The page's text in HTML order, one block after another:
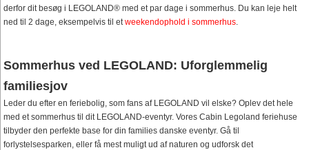
derfor dit besøg i LEGOLAND® med et par dage i sommerhus. Du kan leje helt
ned til 2 dage, eksempelvis til et weekendophold i sommerhus
Sommerhus ved LEGOLAND: Uforglemmelig
familiesjov
Leder du efter en feriebolig, som fans af LEGOLAND vil elske? Oplev det hele
med et sommerhus til dit LEGOLAND-eventyr. Vores Cabin Legoland feriehuse
tilbyder den perfekte base for din families danske eventyr. Gå til
forlystelsesparken, eller få mest muligt ud af naturen og udforsk det